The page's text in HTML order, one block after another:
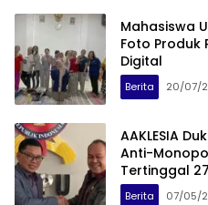
Mahasiswa
Foto Produk
Digital
Berita 20/07/
AAKLESIA
Anti-
Tertinggal
Relevan
Berita 07/05/